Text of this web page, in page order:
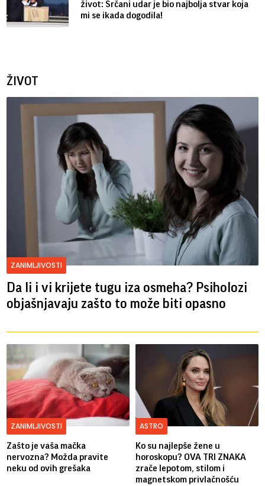
život: Srčani udar je bio najbolja stvar koja
mi se ikada dogodila!
ŽIVOT
ZANIMLJIVOSTI
Da li i vi krijete tugu iza osmeha? Psiholozi
objašnjavaju zašto to može biti opasno
ZANIMLJIVOSTI
Zašto je vaša mačka
nervozna? Možda pravite
neku od ovih grešaka
ASTRO
Ko su najlepše žene u
horoskopu? OVA TRI ZNAKA
zrače lepotom, stilom i
magnetskom privlačnošću